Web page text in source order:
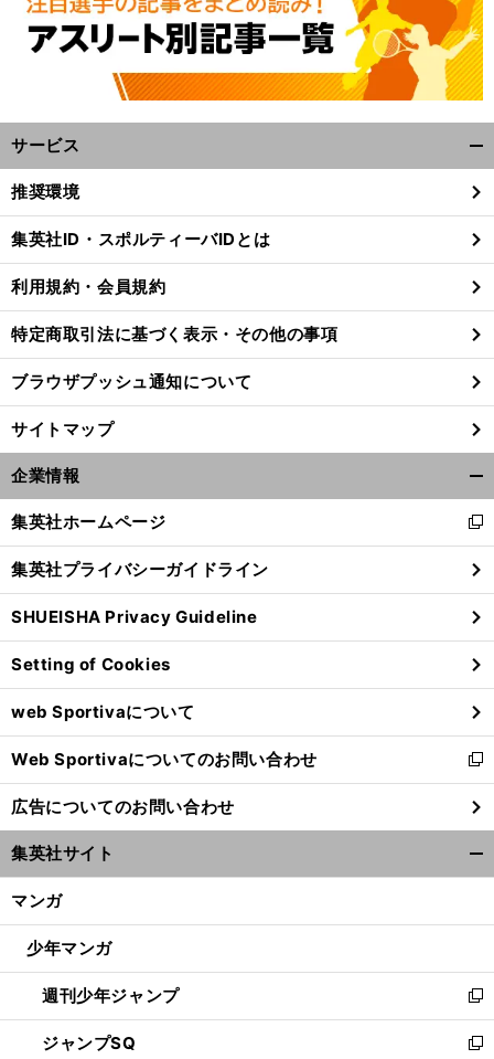
サービス
閉
る
推奨環境
集英社ID・スポルティーバIDとは
利用規約・会員規約
特定商取引法に基づく表示・その他の事項
ブラウザプッシュ通知について
サイトマップ
企業情報
閉
る
集英社ホームページ
新
し
い
ウ
ィ
ン
ド
ウ
で
開
く
集英社プライバシーガイドライン
SHUEISHA Privacy Guideline
Setting of Cookies
web Sportivaについて
Web Sportivaについてのお問い合わせ
新
し
い
ウ
ィ
ン
ウ
開
く
広告についてのお問い合わせ
集英社サイト
マンガ
少年マンガ
週刊少年ジャンプ
新
し
い
ジャンプSQ
新